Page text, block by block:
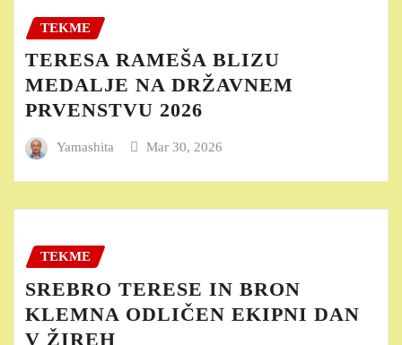
TEKME
TERESA RAMEŠA BLIZU
MEDALJE NA DRŽAVNEM
PRVENSTVU 2026
Yamashita Mar 30, 2026
TEKME
SREBRO TERESE IN BRON
KLEMNA ODLIČEN EKIPNI DAN
V ŽIREH